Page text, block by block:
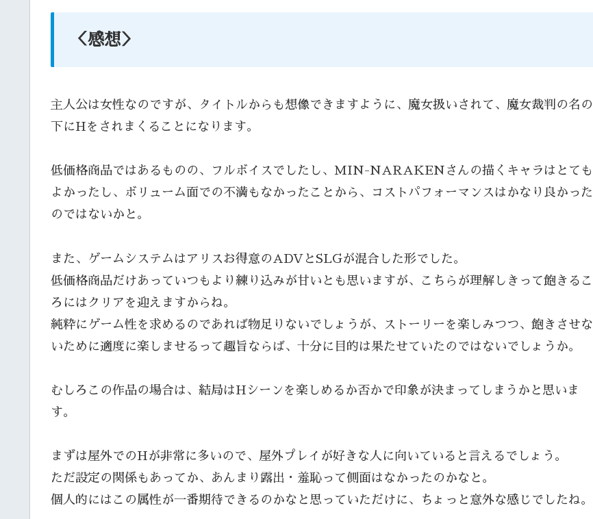
＜感想＞
主人公は女性なのですが、タイトルからも想像できますように、魔女扱いされて、魔女裁判の名の
下にHをされまくることになります。
低価格商品ではあるものの、フルボイスでしたし、MIN-NARAKENさんの描くキャラはとても
よかったし、ボリューム面での不満もなかったことから、コストパフォーマンスはかなり良かった
のではないかと。
また、ゲームシステムはアリスお得意のADVとSLGが混合した形でした。
低価格商品だけあっていつもより練り込みが甘いとも思いますが、こちらが理解しきって飽きるこ
ろにはクリアを迎えますからね。
純粋にゲーム性を求めるのであれば物足りないでしょうが、ストーリーを楽しみつつ、飽きさせな
いために適度に楽しませるって趣旨ならば、十分に目的は果たせていたのではないでしょうか。
むしろこの作品の場合は、結局はHシーンを楽しめるか否かで印象が決まってしまうかと思いま
す。
まずは屋外でのHが非常に多いので、屋外プレイが好きな人に向いていると言えるでしょう。
ただ設定の関係もあってか、あんまり露出・羞恥って側面はなかったのかなと。
個人的にはこの属性が一番期待できるのかなと思っていただけに、ちょっと意外な感じでしたね。